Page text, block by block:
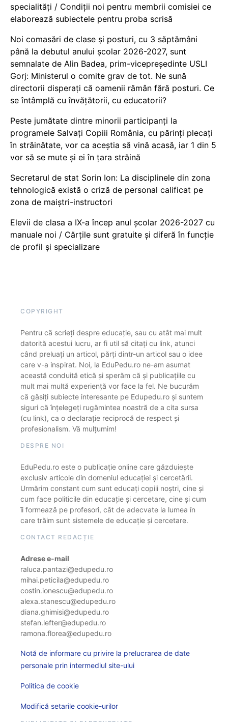
specialități / Condiții noi pentru membrii comisiei ce
elaborează subiectele pentru proba scrisă
Noi comasări de clase și posturi, cu 3 săptămâni
până la debutul anului școlar 2026-2027, sunt
semnalate de Alin Badea, prim-vicepreședinte USLI
Gorj: Ministerul o comite grav de tot. Ne sună
directorii disperați că oamenii rămân fără posturi. Ce
se întâmplă cu învățătorii, cu educatorii?
Peste jumătate dintre minorii participanți la
programele Salvați Copiii România, cu părinți plecați
în străinătate, vor ca aceștia să vină acasă, iar 1 din 5
vor să se mute și ei în țara străină
Secretarul de stat Sorin Ion: La disciplinele din zona
tehnologică există o criză de personal calificat pe
zona de maiștri-instructori
Elevii de clasa a IX-a încep anul școlar 2026-2027 cu
manuale noi / Cărțile sunt gratuite și diferă în funcție
de profil și specializare
COPYRIGHT
Pentru că scrieți despre educație, sau cu atât mai mult
datorită acestui lucru, ar fi util să citați cu link, atunci
când preluați un articol, părți dintr-un articol sau o idee
care v-a inspirat. Noi, la EduPedu.ro ne-am asumat
această conduită etică și sperăm că și publicațiile cu
mult mai multă experiență vor face la fel. Ne bucurăm
că găsiți subiecte interesante pe Edupedu.ro și suntem
siguri că înțelegeți rugămintea noastră de a cita sursa
(cu link), ca o declarație reciprocă de respect și
profesionalism. Vă mulțumim!
DESPRE NOI
EduPedu.ro este o publicație online care găzduiește
exclusiv articole din domeniul educației și cercetării.
Urmărim constant cum sunt educați copiii noștri, cine și
cum face politicile din educație și cercetare, cine și cum
îi formează pe profesori, cât de adecvate la lumea în
care trăim sunt sistemele de educație și cercetare.
CONTACT REDACȚIE
Adrese e-mail
raluca.pantazi@edupedu.ro
mihai.peticila@edupedu.ro
costin.ionescu@edupedu.ro
alexa.stanescu@edupedu.ro
diana.ghimisi@edupedu.ro
stefan.lefter@edupedu.ro
ramona.florea@edupedu.ro
Notă de informare cu privire la prelucrarea de date
personale prin intermediul site-ului
Politica de cookie
Modifică setarile cookie-urilor